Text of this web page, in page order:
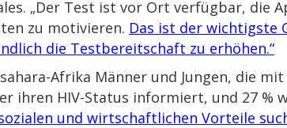
„Der Test ist vor Ort verfügbar, die
zu motivieren. Das ist der wichtigste
die Testbereitschaft zu erhöhen.“
Afrika Männer und Jungen, die
ihren HIV-Status informiert, und 27 %
und wirtschaftlichen Vorteile